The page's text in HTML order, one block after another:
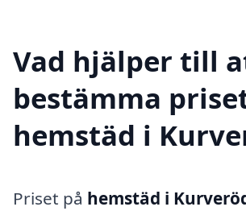
Vad hjälper till
bestämma
hemstäd i
Priset på hemstäd i